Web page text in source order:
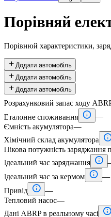
Порівняй
Порівнюй характеристики,
 Додати автомобіль
 Додати автомобіль
 Додати автомобіль
Розрахунковий запас ходу
Еталонне споживання  —
Ємність акумулятора—
Хімічний склад акумулятора
Пікова потужність заряджання
Ідеальний час заряджання 
Ідеальний час за кермом  —
Привід  —
Тепловий насос—
Дані ABRP в реальному часі
